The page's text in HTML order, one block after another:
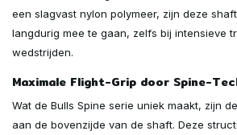
een slagvast nylon polymeer, zijn deze
langdurig mee te gaan, zelfs bij intensieve
wedstrijden.
Maximale Flight-Grip door Spine-
Wat de Bulls Spine serie uniek maakt, zijn
aan de bovenzijde van de shaft. Deze